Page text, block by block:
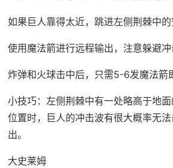
如果巨人靠得太近，跳进左侧荆棘中
使用魔法箭进行远程输出，注意躲避
炸弹和火球击中后，只需5-6发魔法箭
小技巧：左侧荆棘中有一处略高于地
位置时，巨人的冲击波有很大概率无
出。
大史莱姆